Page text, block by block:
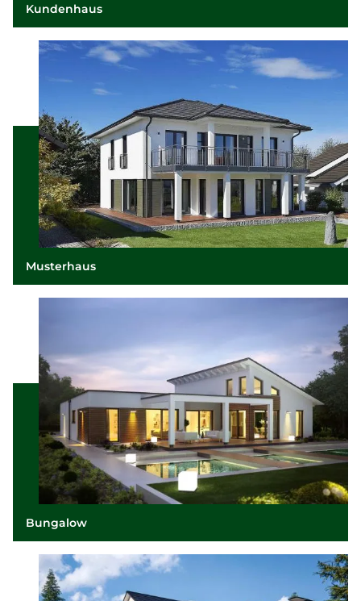
Kundenhaus
Musterhaus
Bungalow